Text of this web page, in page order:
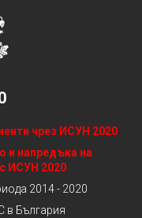
чрез ИСУН 2020
и напредъка на
ИСУН 2020
2014 - 2020
в България